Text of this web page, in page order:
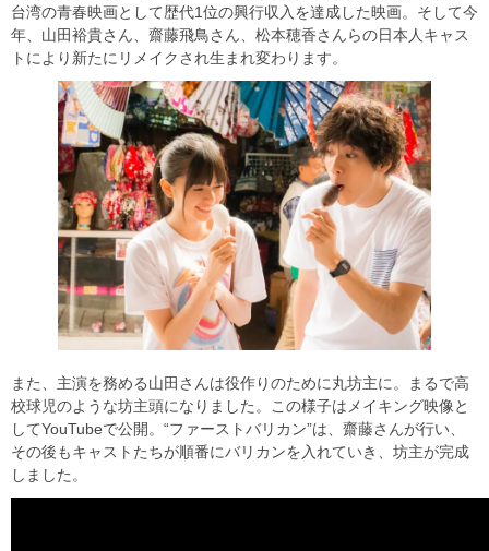
台湾の青春映画として歴代1位の興行収入を達成した映画。そして今
年、山田裕貴さん、齋藤飛鳥さん、松本穂香さんらの日本人キャス
トにより新たにリメイクされ生まれ変わります。
また、主演を務める山田さんは役作りのために丸坊主に。まるで高
校球児のような坊主頭になりました。この様子はメイキング映像と
してYouTubeで公開。“ファーストバリカン”は、齋藤さんが行い、
その後もキャストたちが順番にバリカンを入れていき、坊主が完成
しました。